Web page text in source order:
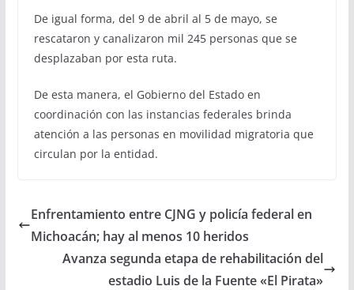
De igual forma, del 9 de abril al 5 de mayo, se
rescataron y canalizaron mil 245 personas que se
desplazaban por esta ruta.
De esta manera, el Gobierno del Estado en
coordinación con las instancias federales brinda
atención a las personas en movilidad migratoria que
circulan por la entidad.
Enfrentamiento entre CJNG y policía federal en
Michoacán; hay al menos 10 heridos
Avanza segunda etapa de rehabilitación del
estadio Luis de la Fuente «El Pirata»